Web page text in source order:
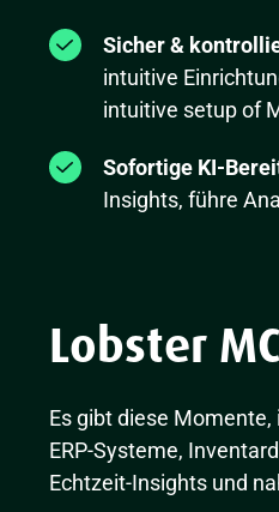
Sicher &
intuitive
intuitive setup of
Sofortige KI-
Insights, führe
Lobster
Es gibt diese
ERP-Systeme,
Echtzeit-Insights und